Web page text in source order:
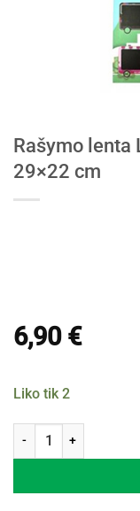
Rašymo lenta
29×22 cm
6,90 €
Liko tik 2
produkto kiekis: